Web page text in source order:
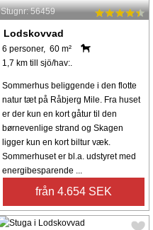
Stugnr: 56459
Lodskovvad
6 personer, 60 m²
1,7 km till sjö/hav:.
Sommerhus beliggende i den flotte
natur tæt på Råbjerg Mile. Fra huset
er der kun en kort gåtur til den
børnevenlige strand og Skagen
ligger kun en kort biltur væk.
Sommerhuset er bl.a. udstyret med
energibesparende ...
från 4.654 SEK